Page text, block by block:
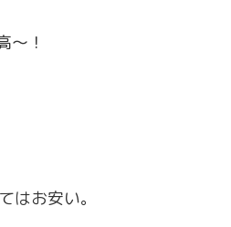
〜！
お安い。